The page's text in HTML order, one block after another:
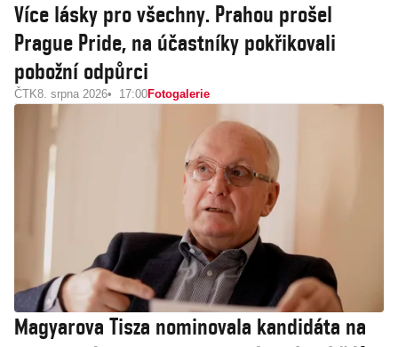
Více lásky pro všechny. Prahou prošel
Prague Pride, na účastníky pokřikovali
pobožní odpůrci
ČTK8. srpna 2026 17:00Fotogalerie
Magyarova Tisza nominovala kandidáta na